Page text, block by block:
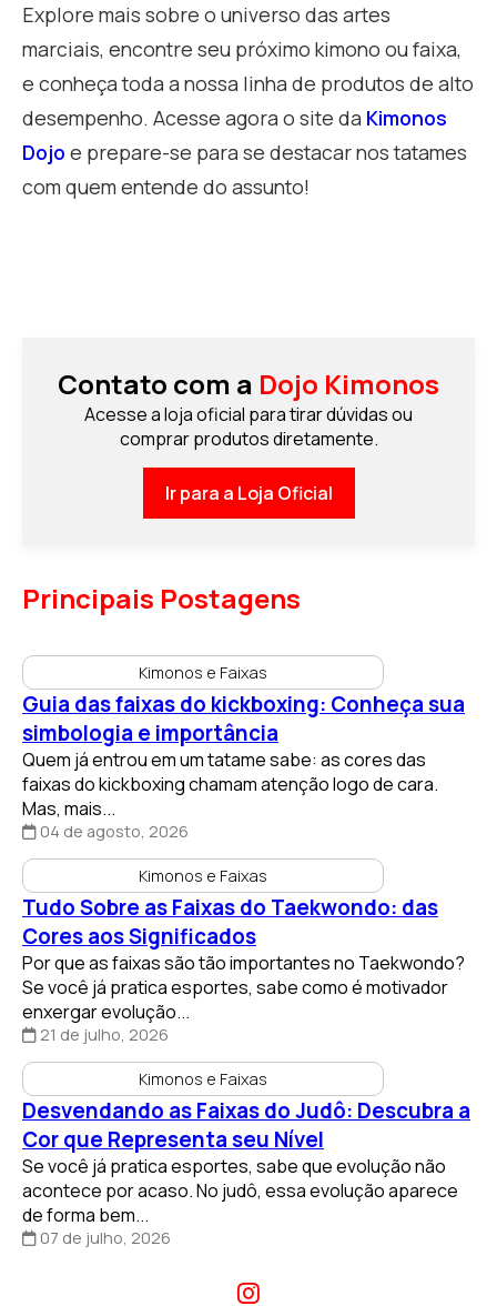
Explore mais sobre o universo das artes
marciais, encontre seu próximo kimono ou faixa,
e conheça toda a nossa linha de produtos de alto
desempenho. Acesse agora o site da Kimonos
Dojo e prepare-se para se destacar nos tatames
com quem entende do assunto!
Contato com a Dojo Kimonos
Acesse a loja oficial para tirar dúvidas ou
comprar produtos diretamente.
Ir para a Loja Oficial
Principais Postagens
Kimonos e Faixas
Guia das faixas do kickboxing: Conheça sua
simbologia e importância
Quem já entrou em um tatame sabe: as cores das
faixas do kickboxing chamam atenção logo de cara.
Mas, mais...
04 de agosto, 2026
Kimonos e Faixas
Tudo Sobre as Faixas do Taekwondo: das
Cores aos Significados
Por que as faixas são tão importantes no Taekwondo?
Se você já pratica esportes, sabe como é motivador
enxergar evolução...
21 de julho, 2026
Kimonos e Faixas
Desvendando as Faixas do Judô: Descubra a
Cor que Representa seu Nível
Se você já pratica esportes, sabe que evolução não
acontece por acaso. No judô, essa evolução aparece
de forma bem...
07 de julho, 2026